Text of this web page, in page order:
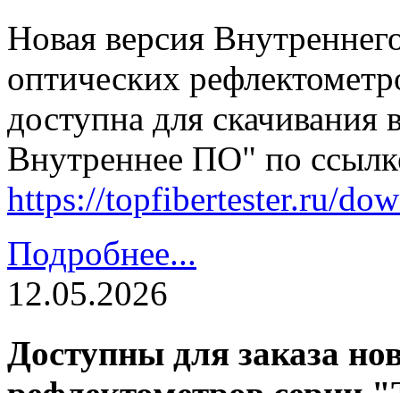
Новая версия
оптических
доступна для
Внутреннее ПО" по
https://topfibertester.ru/
Подробнее...
12.05.2026
Доступны для заказа